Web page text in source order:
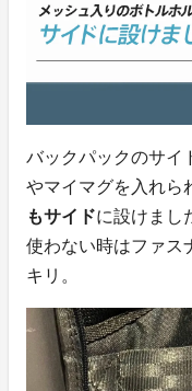
バックパックのサイ
やマイマグを入れら
もサイドに設けまし
使わない時はファス
キリ。